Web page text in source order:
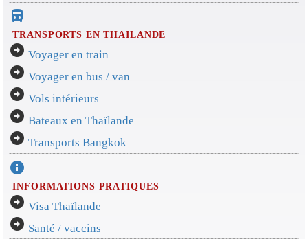
directions_bus_filled
TRANSPORTS EN THAILANDE
arrow_circle_right Voyager en train
arrow_circle_right Voyager en bus / van
arrow_circle_right Vols intérieurs
arrow_circle_right Bateaux en Thaïlande
arrow_circle_right Transports Bangkok
info
INFORMATIONS PRATIQUES
arrow_circle_right Visa Thaïlande
arrow_circle_right Santé / vaccins